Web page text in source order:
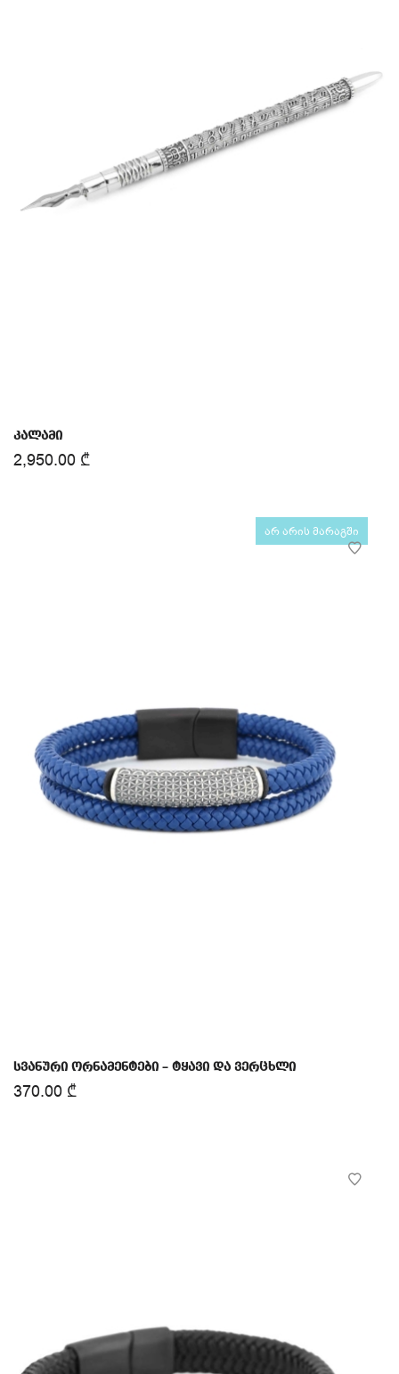
კალამი
2,950.00 ₾
არ არის მარაგში
სვანური ორნამენტები – ტყავი და ვერცხლი
370.00 ₾